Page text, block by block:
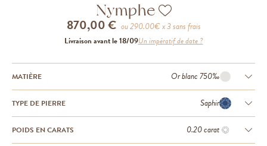
Nymphe
870,00 € ou290.00€ x 3 sans frais
Livraison avant le 18/09Un impératif de date ?
MATIÈRE Or blanc 750‰
TYPE DE PIERRE Saphir
POIDS EN CARATS 0.20 carat